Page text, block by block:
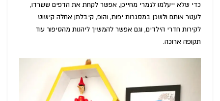
כדי שלא ייעלמו לגמרי מחייכן, אפשר לקחת את הדפים ששרדו,
לעטר אותם ולשכן במסגרות יפות, והופ, קיבלתן אחלה קישוט
לקירות חדרי הילדים, וגם אפשר להמשיך ליהנות מהסיפור עוד
תקופה ארוכה.